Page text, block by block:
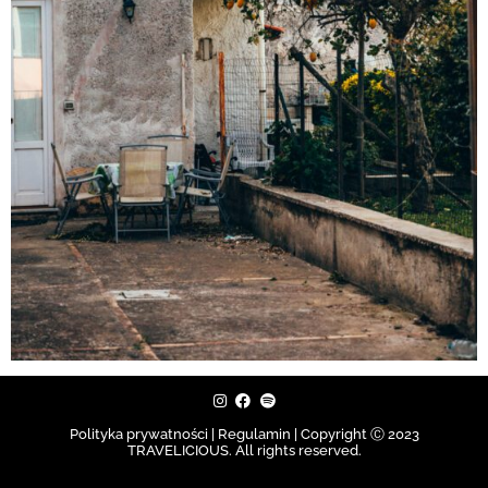
Polityka prywatności | Regulamin |
Copyright Ⓒ 2023
TRAVELICIOUS. All rights reserved.